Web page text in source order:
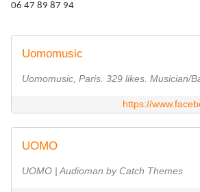
06 47 89 87 94
Uomomusic
Uomomusic, Paris. 329 likes. Musician/
https://
UOMO
UOMO | Audioman by Catch Themes